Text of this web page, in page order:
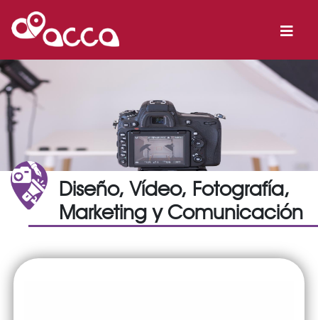
Diseño, Vídeo, Fotografía,
Marketing y Comunicación